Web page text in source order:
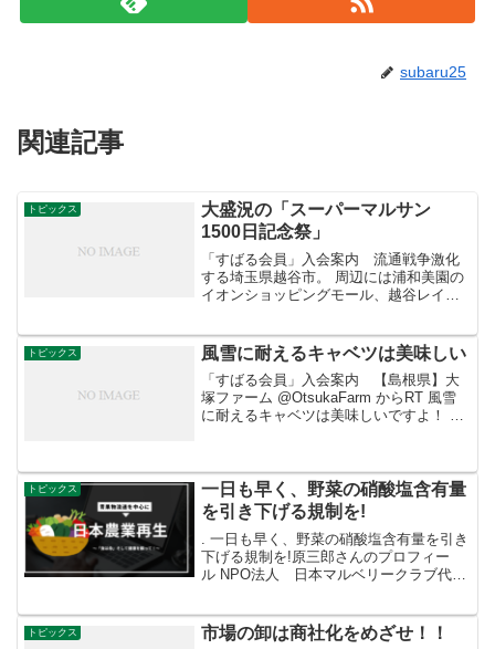
subaru25
関連記事
トピックス
大盛況の「スーパーマルサン
1500日記念祭」
「すばる会員」入会案内 流通戦争激化
する埼玉県越谷市。 周辺には浦和美園の
イオンショッピングモール、越谷レイク
はじめ地元ローカルスーパーも健闘して
いる。 中途半端な営業展...
トピックス 風雪に耐えるキャベツは美味しい
「すばる会員」入会案内 【島根県】大
塚ファーム @OtsukaFarm からRT 風雪
に耐えるキャベツは美味しいですよ！ 収
トピックス
一日も早く、野菜の硝酸塩含有量
を引き下げる規制を!
. 一日も早く、野菜の硝酸塩含有量を引き
下げる規制を!原三郎さんのプロフィー
ル NPO法人 日本マルベリークラブ代表
用方法の研究、それらの効果の普及...
トピックス 市場の卸は商社化をめざせ！！